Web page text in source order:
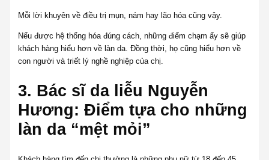
Mỗi lời khuyên về điều trị mụn, nám hay lão hóa cũng vậy.
Nếu được hệ thống hóa đúng cách, những điểm chạm ấy sẽ giúp
khách hàng hiểu hơn về làn da. Đồng thời, họ cũng hiểu hơn về
con người và triết lý nghề nghiệp của chị.
3. Bác sĩ da liễu Nguyễn
Hương: Điểm tựa cho những
làn da “mệt mỏi”